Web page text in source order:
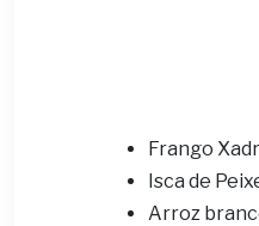
Frango
Isca de
Arroz